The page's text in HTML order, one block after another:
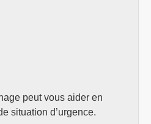
peut vous aider en
situation d’urgence.